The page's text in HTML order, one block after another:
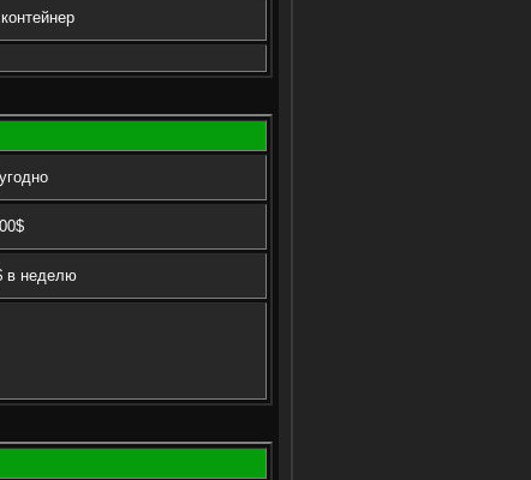
в неделю